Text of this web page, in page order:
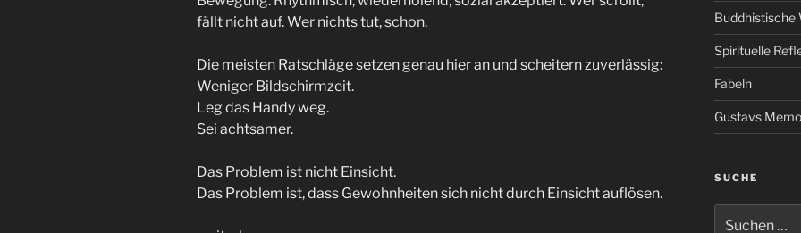
fällt nicht auf. Wer nichts tut, schon.
Die meisten Ratschläge setzen genau hier an und scheitern zuverlässig:
Weniger Bildschirmzeit.
Leg das Handy weg.
Sei achtsamer.
Das Problem ist nicht Einsicht.
Das Problem ist, dass Gewohnheiten sich nicht durch Einsicht auflösen.
Buddhistische
Spirituelle
Fabeln
Gustavs
SUCHE